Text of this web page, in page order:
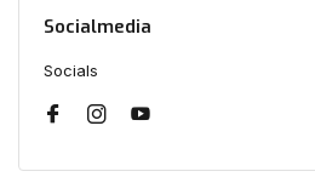
Socialmedia
Socials